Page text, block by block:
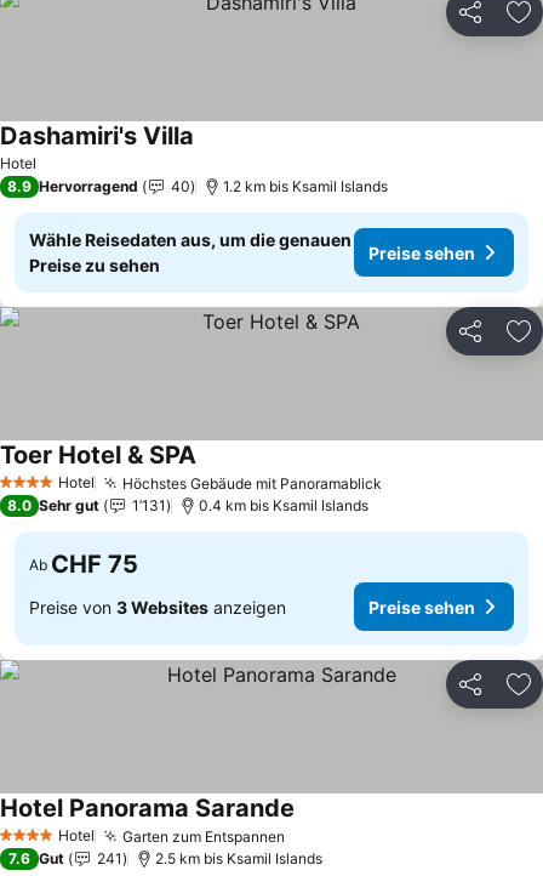
Teilen
Hotel
Dashamiri's Villa
8.9 Hervorragend 40 1.2 km bis Ksamil Islands
Wähle Reisedaten aus, um die genauen
Preise zu sehen
Preise sehen
Teilen
4 Sterne Hotel Höchstes Gebäude mit Panoramablick
Toer Hotel & SPA
8.0 Sehr gut 1’131 0.4 km bis Ksamil Islands
Ab CHF 75
Preise von 3 Websites anzeigen Preise sehen
Teilen
4 Sterne Hotel Garten zum Entspannen
Hotel Panorama Sarande
7.6 Gut 241 2.5 km bis Ksamil Islands